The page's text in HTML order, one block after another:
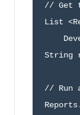
// Get
List
String
// Run